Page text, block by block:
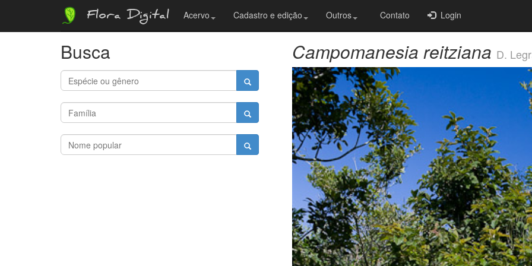
Flora Digital Acervo Cadastro e edição Outros Contato Login
Busca Campomanesia reitziana D.